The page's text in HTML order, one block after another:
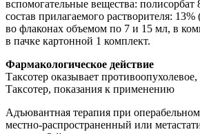
вспомогательные вещества: полисорбат
состав прилагаемого растворителя:
во флаконах объемом по 7 и 15 мл, в
в пачке картонной 1 комплект.
Фармакологическое действие
Таксотер оказывает
Таксотер, показания к применению
Адъювантная терапия при
местно-распространенный или